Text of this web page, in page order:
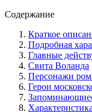
Содержание
Краткое
Подробная
Главные
Свита Воланда
Персонажи
Герои